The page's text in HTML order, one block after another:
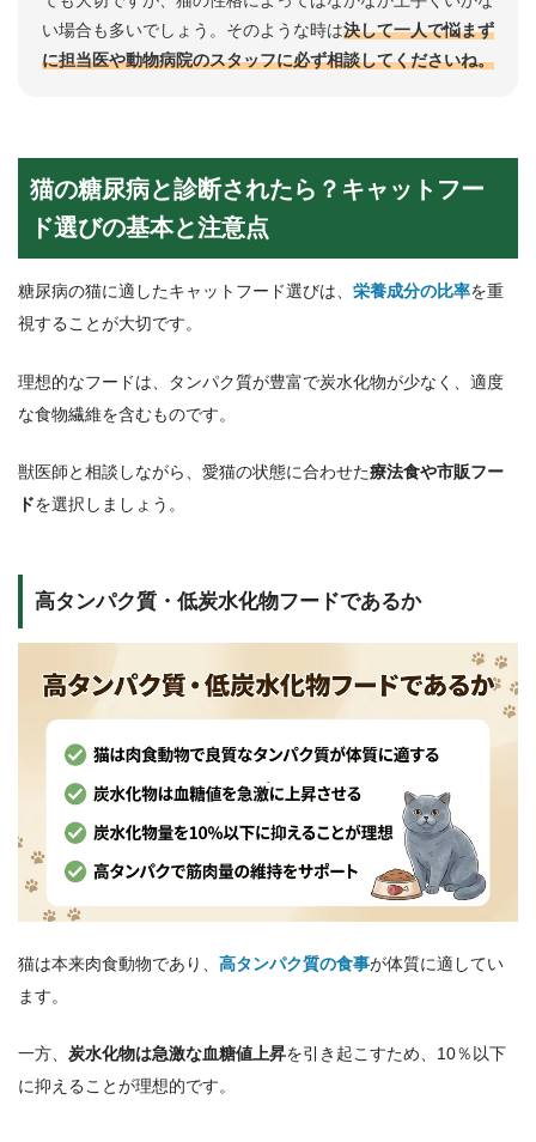
い場合も多いでしょう。そのような時は決して一人で悩まず
に担当医や動物病院のスタッフに必ず相談してくださいね。
猫の糖尿病と診断されたら？キャットフー
ド選びの基本と注意点
糖尿病の猫に適したキャットフード選びは、 栄養成分の比率を重
視することが大切です。
理想的なフードは、タンパク質が豊富で炭水化物が少なく、適度
な食物繊維を含むものです。
獣医師と相談しながら、愛猫の状態に合わせた療法食や市販フー
ドを選択しましょう。
高タンパク質・低炭水化物フードであるか
猫は本来肉食動物であり、 高タンパク質の食事が体質に適してい
ます。
一方、 炭水化物は急激な血糖値上昇を引き起こすため、10％以下
に抑えることが理想的です。